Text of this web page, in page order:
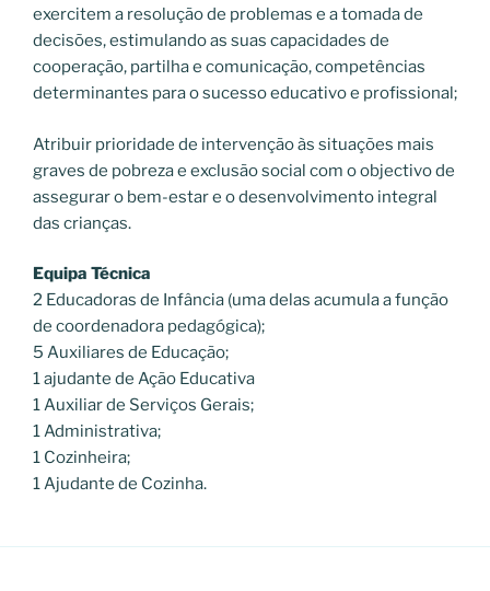
exercitem a resolução de problemas e a tomada de
decisões, estimulando as suas capacidades de
cooperação, partilha e comunicação, competências
determinantes para o sucesso educativo e profissional;
Atribuir prioridade de intervenção às situações mais
graves de pobreza e exclusão social com o objectivo de
assegurar o bem-estar e o desenvolvimento integral
das crianças.
Equipa Técnica
2 Educadoras de Infância (uma delas acumula a função
de coordenadora pedagógica);
5 Auxiliares de Educação;
1 ajudante de Ação Educativa
1 Auxiliar de Serviços Gerais;
1 Administrativa;
1 Cozinheira;
1 Ajudante de Cozinha.